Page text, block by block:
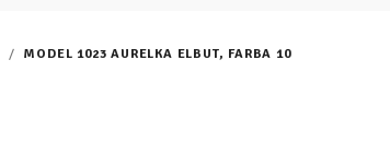
/ MODEL 1023 AURELKA ELBUT, FARBA 10